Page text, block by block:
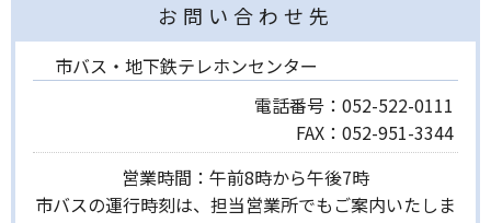
お問い合わせ先
市バス・地下鉄テレホンセンター
電話番号： 052-522-0111
FAX： 052-951-3344
営業時間：午前8時から午後7時
市バスの運行時刻は、担当営業所でもご案内いたしま